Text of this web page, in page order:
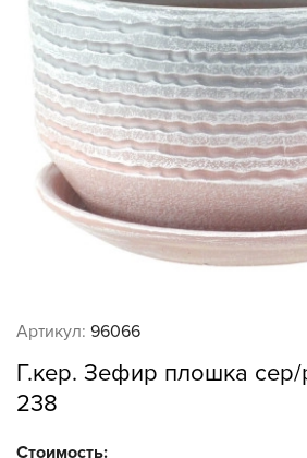
Артикул: 96066
Г.кер. Зефир плошка
238
Стоимость: